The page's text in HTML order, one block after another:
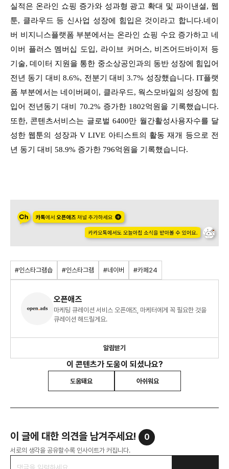
실적은 온라인 쇼핑 증가와 성과형 광고 확대 및 파이낸셜, 웹
툰, 클라우드 등 신사업 성장에 힘입은 것이라고 합니다.네이
버 비지니스플랫폼 부분에서는 온라인 쇼핑 수요 증가하고 네
이버 플러스 멤버십 도입, 라이브 커머스, 비즈어드바이저 등
기술, 데이터 지원을 통한 중소상공인과의 동반 성장에 힘입어
전년 동기 대비 8.6%, 전분기 대비 3.7% 성장했습니다. IT플랫
폼 부분에서는 네이버페이, 클라우드, 웍스모바일의 성장에 힘
입어 전년동기 대비 70.2% 증가한 1802억원을 기록했습니다.
또한, 콘텐츠서비스는 글로벌 6400만 월간활성사용자수를 달
성한 웹툰의 성장과 V LIVE 아티스트의 활동 재개 등으로 전
년 동기 대비 58.9% 증가한 796억원을 기록했습니다.
#인스타그램숍 #인스타그램 #네이버 #카페24
오픈애즈
마케팅 큐레이션 서비스 오픈애즈, 마케터에게 꼭 필요한 것을
큐레이션 해드릴게요.
알림받기
이 콘텐츠가 도움이 되셨나요?
도움돼요 아쉬워요
이 글에 대한 의견을 남겨주세요! 0
서로의 생각을 공유할수록 인사이트가 커집니다.